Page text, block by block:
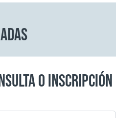
O INSCRIPCIÓN